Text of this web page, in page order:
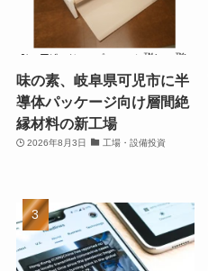
味の素、岐阜県可児市に半
導体パッケージ向け層間絶
縁材料の新工場
2026年8月3日 工場・設備投資